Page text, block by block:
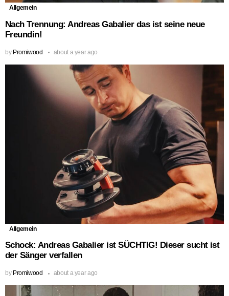
Allgemein
Nach Trennung: Andreas Gabalier das ist seine neue
Freundin!
by Promiwood about a year ago
Allgemein
Schock: Andreas Gabalier ist SÜCHTIG! Dieser sucht ist
der Sänger verfallen
by Promiwood about a year ago